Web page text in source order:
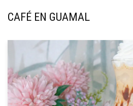
CAFÉ EN GUAMAL